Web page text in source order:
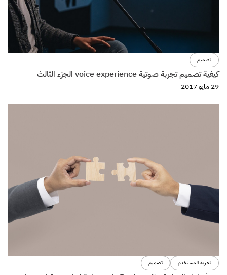
تصميم
كيفية تصميم تجربة صوتية voice experience الجزء الثالث
29 مايو 2017
تجربة المستخدم تصميم